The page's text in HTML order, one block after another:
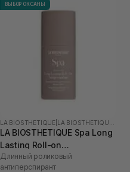
ВЫБОР ОКСАНЫ
LA BIOSTHETIQUE
LA BIOSTHETIQUE Spa Long
Lasting Roll-on
Antiperspirant 50 мл
Длинный роликовый
антиперспирант